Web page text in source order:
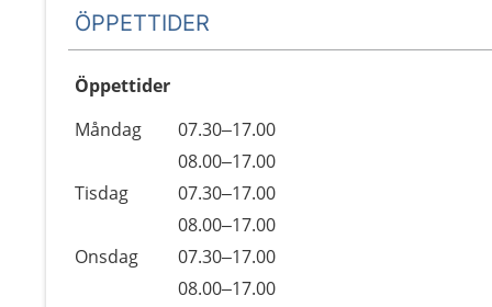
ÖPPETTIDER
Öppettider
Dag
Öppettider
Kommentarer
Måndag
07.30–17.00
08.00–17.00
Tisdag
07.30–17.00
08.00–17.00
Onsdag
07.30–17.00
08.00–17.00